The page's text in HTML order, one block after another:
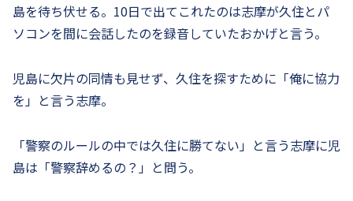
島を待ち伏せる。10日で出てこれたのは志摩が久住とパ
ソコンを間に会話したのを録音していたおかげと言う。
児島に欠片の同情も見せず、久住を探すために「俺に協力
を」と言う志摩。
「警察のルールの中では久住に勝てない」と言う志摩に児
島は「警察辞めるの？」と問う。